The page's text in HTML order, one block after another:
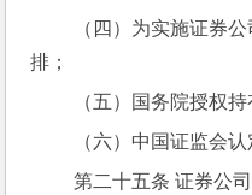
（四）为实施证券
排；
（五）国务院授权
（六）中国证监会
第二十五条 证券公司应当保持股权结构稳定。证券